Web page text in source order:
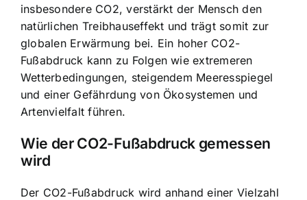
insbesondere CO2, verstärkt der Mensch den
natürlichen Treibhauseffekt und trägt somit zur
globalen Erwärmung bei. Ein hoher CO2-
Fußabdruck kann zu Folgen wie extremeren
Wetterbedingungen, steigendem Meeresspiegel
und einer Gefährdung von Ökosystemen und
Artenvielfalt führen.
Wie der CO2-Fußabdruck gemessen
wird
Der CO2-Fußabdruck wird anhand einer Vielzahl